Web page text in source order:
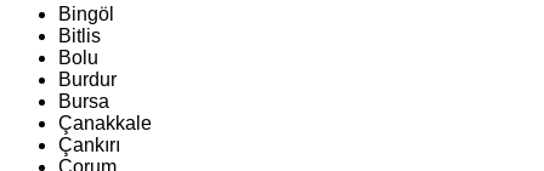
Bingöl
Bitlis
Bolu
Burdur
Bursa
Çanakkale
Çankırı
Çorum